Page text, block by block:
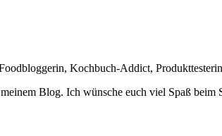
Kochbuch-Addict,
Blog. Ich wünsche euch viel Spaß beim